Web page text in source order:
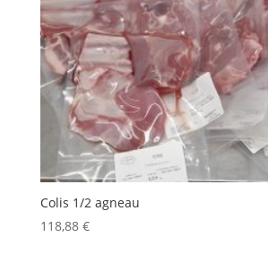
Colis 1/2 agneau
118,88 €